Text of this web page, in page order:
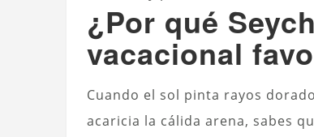
¿Por qué
vacacional
Cuando el sol pinta rayos
acaricia la cálida arena, sabes